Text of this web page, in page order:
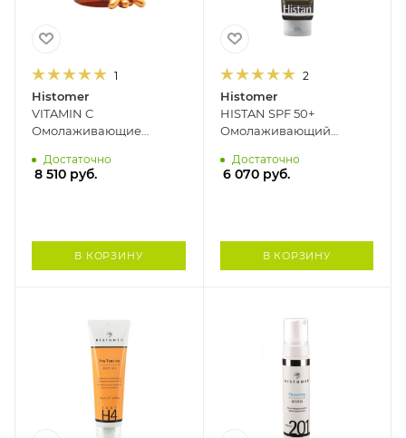
1
Histomer
VITAMIN C
Омолаживающие
лица (30 монодоз)
HISTOMER
Достаточно
8 510 руб.
В КОРЗИНУ
2
Histomer
HISTAN SPF 50+
Омолаживающий
для лица и тела
HISTOMER, 100 мл
Достаточно
6 070руб.
В КОРЗИНУ